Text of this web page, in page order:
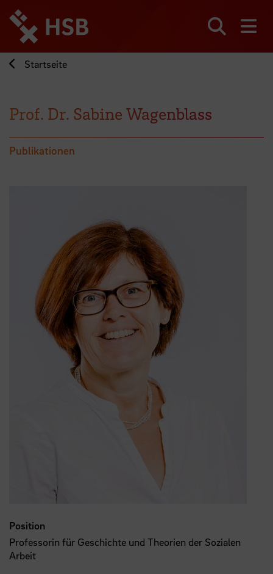
zum
Seiteninhalt
springen
Startseite
Prof. Dr. Sabine Wagenblass
Publikationen
Position
Professorin für Geschichte und Theorien der Sozialen
Arbeit